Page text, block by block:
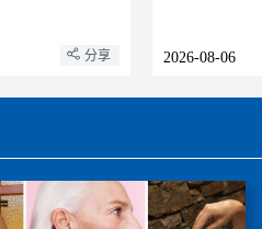
分享 2026-08-06